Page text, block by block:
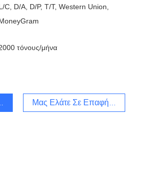
C, D/A, D/P, T/T, Western Union,
τόνους/μήνα
Μας Ελάτε Σε Επαφή Με